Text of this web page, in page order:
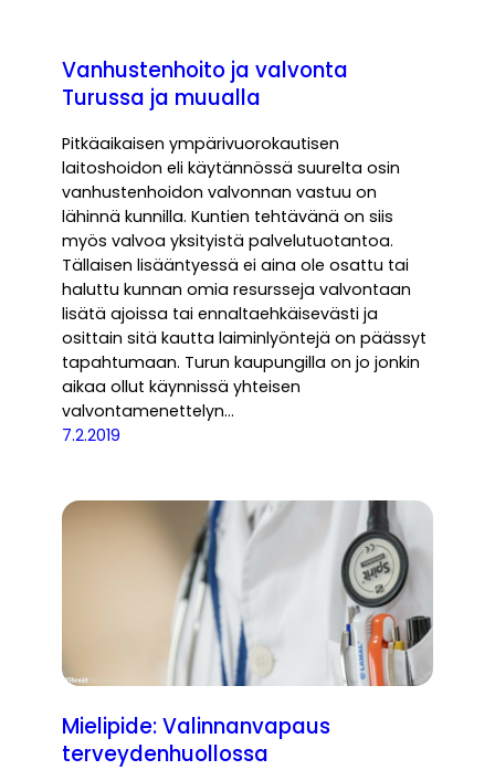
Vanhustenhoito ja valvonta
Turussa ja muualla
Pitkäaikaisen ympärivuorokautisen
laitoshoidon eli käytännössä suurelta osin
vanhustenhoidon valvonnan vastuu on
lähinnä kunnilla. Kuntien tehtävänä on siis
myös valvoa yksityistä palvelutuotantoa.
Tällaisen lisääntyessä ei aina ole osattu tai
haluttu kunnan omia resursseja valvontaan
lisätä ajoissa tai ennaltaehkäisevästi ja
osittain sitä kautta laiminlyöntejä on päässyt
tapahtumaan. Turun kaupungilla on jo jonkin
aikaa ollut käynnissä yhteisen
valvontamenettelyn…
7.2.2019
Mielipide: Valinnanvapaus
terveydenhuollossa